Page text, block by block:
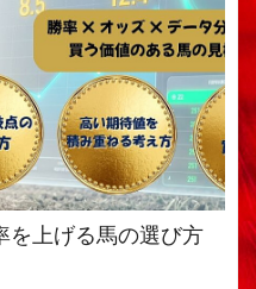
を上げる馬の選び方